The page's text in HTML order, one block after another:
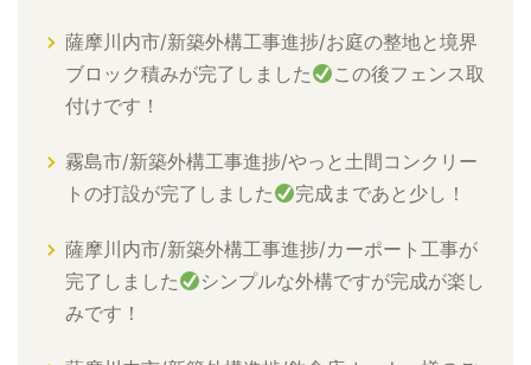
薩摩川内市/新築外構工事進捗/お庭の整地と境界
ブロック積みが完了しました
この後フェンス取
付けです！
霧島市/新築外構工事進捗/やっと土間コンクリー
トの打設が完了しました
完成まであと少し！
薩摩川内市/新築外構工事進捗/カーポート工事が
完了しました
シンプルな外構ですが完成が楽し
みです！